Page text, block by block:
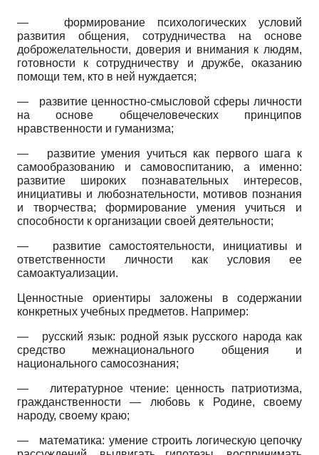
—формирование психологических условий
развития общения, сотрудничества на основе
доброжелательности, доверия и внимания к людям,
готовности к сотрудничеству и дружбе, оказанию
помощи тем, кто в ней нуждается;
— развитие ценностно-смысловой сферы личности
на основе общечеловеческих принципов
нравственности и гуманизма;
— развитие умения учиться как первого шага к
самообразованию и самовоспитанию, а именно:
развитие широких познавательных интересов,
инициативы и любознательности, мотивов познания
и творчества; формирование умения учиться и
способности к организации своей деятельности;
— развитие самостоятельности, инициативы и
ответственности личности как условия ее
самоактуали­зации.
Ценностные ориентиры заложены в содержании
конкретных учебных предметов. Например:
— русский язык: родной язык русского народа как
средство межнационального общения и
национального самосознания;
— литературное чтение: ценность патриотизма,
гражданственности — любовь к Родине, своему
народу, своему краю;
— математика: умение строить логическую цепочку